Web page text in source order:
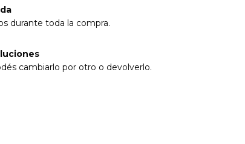
durante toda la compra.
cambiarlo por otro o devolverlo.